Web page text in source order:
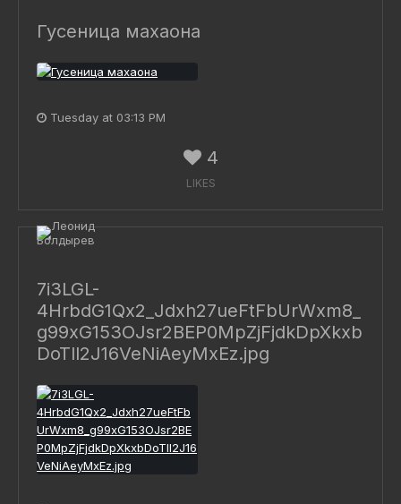
Гусеница махаона
Tuesday at 03:13 PM
4
LIKES
7i3LGL-
4HrbdG1Qx2_Jdxh27ueFtFbUrWxm8_
g99xG153OJsr2BEP0MpZjFjdkDpXkxb
DoTll2J16VeNiAeyMxEz.jpg